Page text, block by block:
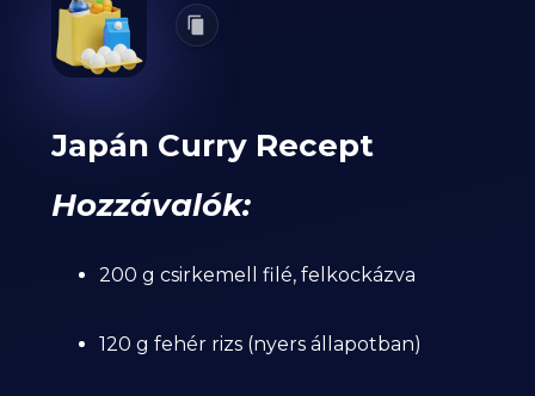
Japán Curry Recept
Hozzávalók:
200 g csirkemell filé, felkockázva
120 g fehér rizs (nyers állapotban)